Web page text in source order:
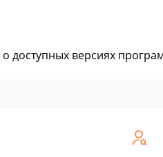
о доступных версиях